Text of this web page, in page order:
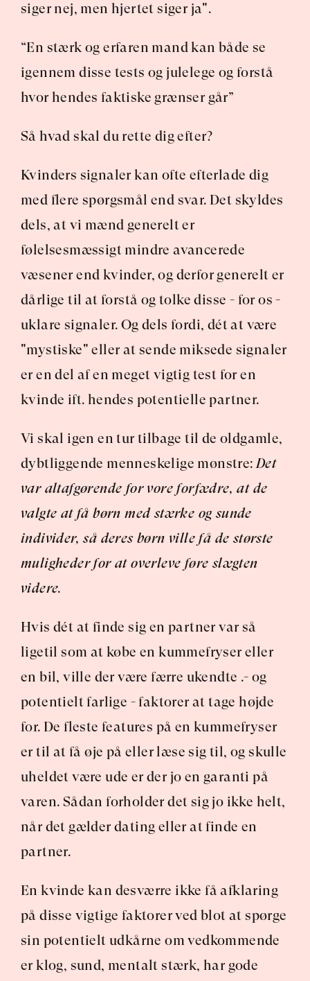
siger nej, men hjertet siger ja".
“En stærk og erfaren mand kan både se
igennem disse tests og julelege og forstå
hvor hendes faktiske grænser går”
Så hvad skal du rette dig efter?
Kvinders signaler kan ofte efterlade dig
med flere spørgsmål end svar. Det skyldes
dels, at vi mænd generelt er
følelsesmæssigt mindre avancerede
væsener end kvinder, og derfor generelt er
dårlige til at forstå og tolke disse - for os -
uklare signaler. Og dels fordi, dét at være
"mystiske" eller at sende miksede signaler
er en del af en meget vigtig test for en
kvinde ift. hendes potentielle partner.
Vi skal igen en tur tilbage til de oldgamle,
dybtliggende menneskelige mønstre: Det
var altafgørende for vore forfædre, at de
valgte at få børn med stærke og sunde
individer, så deres børn ville få de største
muligheder for at overleve føre slægten
videre.
Hvis dét at finde sig en partner var så
ligetil som at købe en kummefryser eller
en bil, ville der være færre ukendte .- og
potentielt farlige - faktorer at tage højde
for. De fleste features på en kummefryser
er til at få øje på eller læse sig til, og skulle
uheldet være ude er der jo en garanti på
varen. Sådan forholder det sig jo ikke helt,
når det gælder dating eller at finde en
partner.
En kvinde kan desværre ikke få afklaring
på disse vigtige faktorer ved blot at spørge
sin potentielt udkårne om vedkommende
er klog, sund, mentalt stærk, har gode